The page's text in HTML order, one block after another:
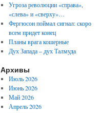
Угроза революции «справа»,
«слева» и «сверху»…
Фергюсон поймал сигнал: скоро
всем придет конец
Планы врага кошерные
Дух Запада – дух Талмуда
Архивы
Июль 2026
Июнь 2026
Май 2026
Апрель 2026